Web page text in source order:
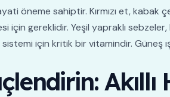
öneme sahiptir. Kırmızı et, kabak
için gereklidir. Yeşil yapraklı
sistemi için kritik bir vitamindir. Güneş